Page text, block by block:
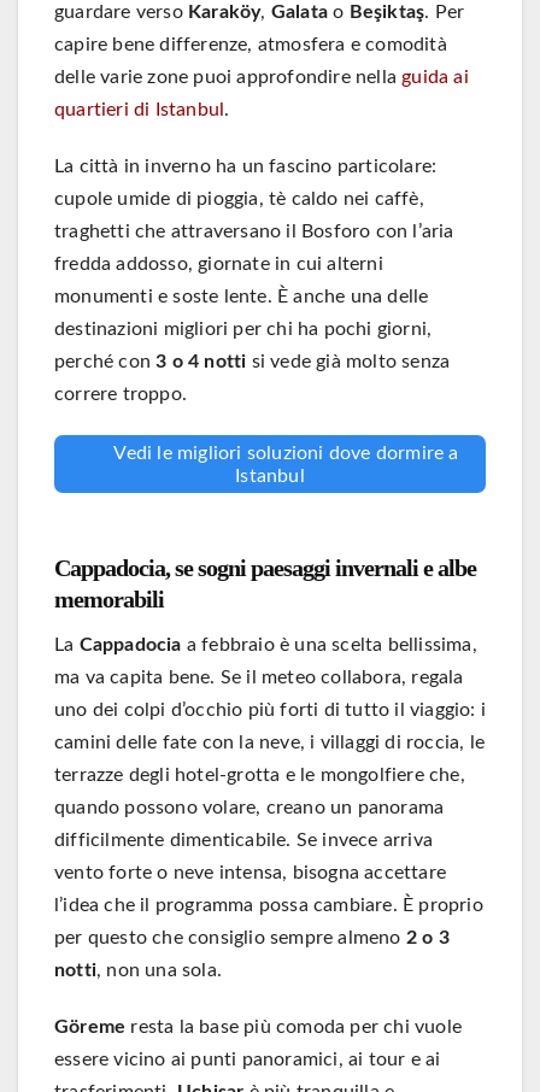
guardare verso Karaköy, Galata o Beşiktaş. Per
capire bene differenze, atmosfera e comodità
delle varie zone puoi approfondire nella guida ai
quartieri di Istanbul .
La città in inverno ha un fascino particolare:
cupole umide di pioggia, tè caldo nei caffè,
traghetti che attraversano il Bosforo con l’aria
fredda addosso, giornate in cui alterni
monumenti e soste lente. È anche una delle
destinazioni migliori per chi ha pochi giorni,
perché con3 o 4 notti si vede già molto senza
correre troppo.
Vedi le migliori soluzioni dove dormire a
Istanbul
Cappadocia, se sogni paesaggi invernali e albe
memorabili
La Cappadocia a febbraio è una scelta bellissima,
ma va capita bene. Se il meteo collabora, regala
uno dei colpi d’occhio più forti di tutto il viaggio: i
camini delle fate con la neve, i villaggi di roccia, le
terrazze degli hotel-grotta e le mongolfiere che,
quando possono volare, creano un panorama
difficilmente dimenticabile. Se invece arriva
vento forte o neve intensa, bisogna accettare
l’idea che il programma possa cambiare. È proprio
per questo che consiglio sempre almeno 2 o 3
notti, non una sola.
Göreme resta la base più comoda per chi vuole
essere vicino ai punti panoramici, ai tour e ai